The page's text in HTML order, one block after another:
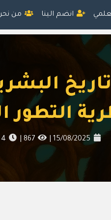
انضم الينا من
التطور
15/08/2025
4